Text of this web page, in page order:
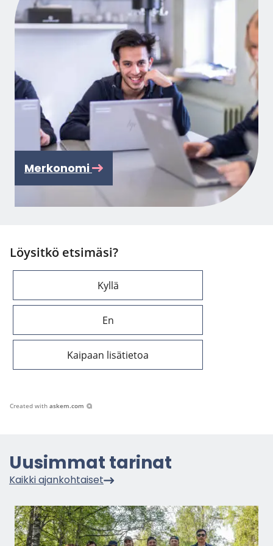
Mer­ko­no­mi
Löysitkö etsimäsi?
Kyllä
En
Kaipaan lisätietoa
Created with askem.com
Uusim­mat ta­ri­nat
Kaik­ki ajan­koh­tai­set